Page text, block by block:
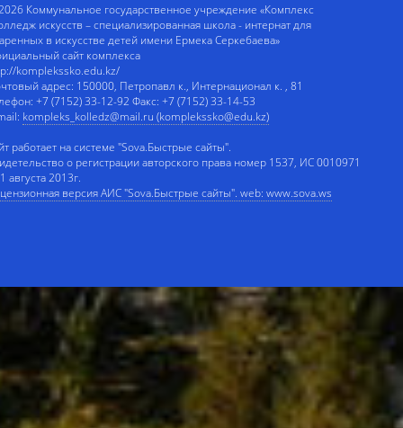
Коммунальное государственное учреждение «Комплекс
искусств – специализированная школа - интернат для
в искусстве детей имени Ермека Серкебаева»
сайт комплекса
komplekssko.edu.kz/
адрес: 150000, Петропавл к., Интернационал к. , 81
+7 (7152) 33-12-92 Факс: +7 (7152) 33-14-53
kompleks_kolledz@mail.ru (komplekssko@edu.kz)
работает на системе "Sova.Быстрые сайты".
о регистрации авторского права номер 1537, ИС 0010971
августа 2013г.
версия АИС "Sova.Быстрые сайты". web: www.sova.ws